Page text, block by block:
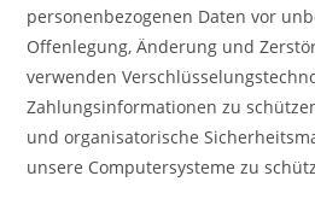
personenbezogenen Daten vor
Offenlegung, Änderung und
verwenden
Zahlungsinformationen zu
und organisatorische
unsere Computersysteme zu